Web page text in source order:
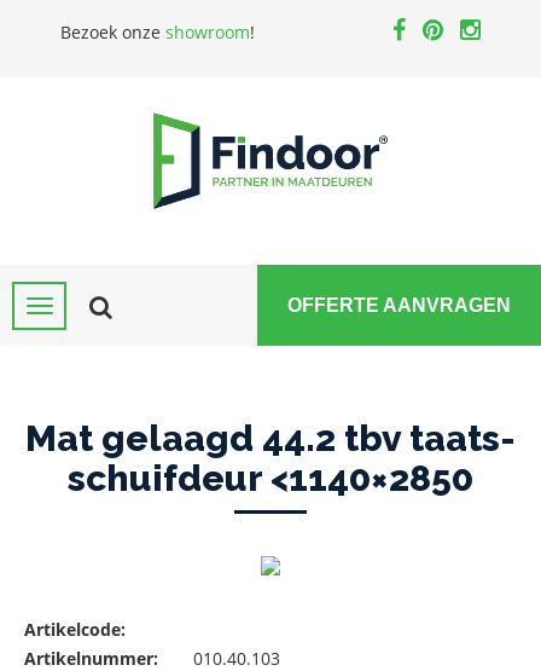
Bezoek onze showroom!
OFFERTE AANVRAGEN
Mat gelaagd 44.2 tbv taats-
schuifdeur <1140×2850
Artikelcode:
Artikelnummer:
010.40.103